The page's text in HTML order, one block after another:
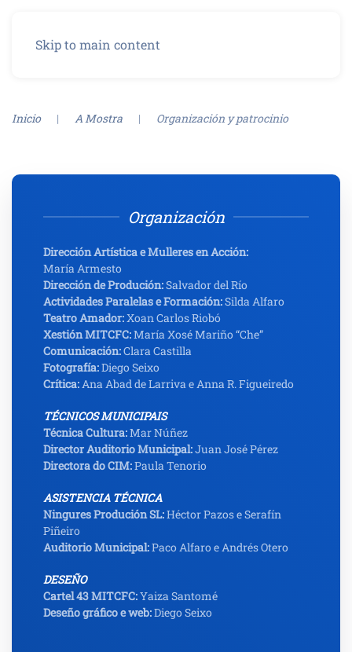
Skip to main content
Inicio A Mostra Organización y patrocinio
Organización
Dirección Artística e Mulleres en Acción:
María Armesto
Dirección de Produción:Salvador del Río
Actividades Paralelas e Formación:Silda Alfaro
Teatro Amador:Xoan Carlos Riobó
Xestión MITCFC:María Xosé Mariño “Che”
Comunicación:Clara Castilla
Fotografía:Diego Seixo
Crítica:Ana Abad de Larriva e Anna R. Figueiredo
TÉCNICOS MUNICIPAIS
Técnica Cultura:Mar Núñez
Director Auditorio Municipal:Juan José Pérez
Directora do CIM:Paula Tenorio
ASISTENCIA TÉCNICA
Ningures Produción SL:Héctor Pazos e Serafín
Piñeiro
Auditorio Municipal:Paco Alfaro e Andrés Otero
DESEÑO
Cartel 43 MITCFC:Yaiza Santomé
Deseño gráfico e web:Diego Seixo